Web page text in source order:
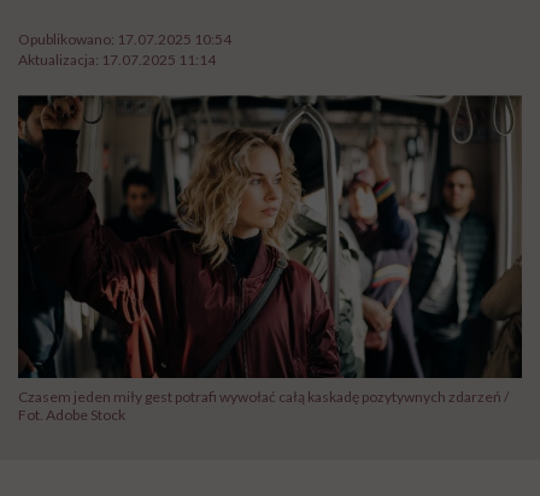
Opublikowano: 17.07.2025 10:54
Aktualizacja: 17.07.2025 11:14
Czasem jeden miły gest potrafi wywołać całą kaskadę pozytywnych zdarzeń /
Fot. Adobe Stock